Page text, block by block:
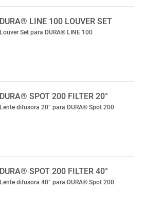
DURA® LINE 100 LOUVER SET
Louver Set para DURA® LINE 100
DURA® SPOT 200 FILTER 20°
Lente difusora 20° para DURA® Spot 200
DURA® SPOT 200 FILTER 40°
Lente difusora 40° para DURA® Spot 200